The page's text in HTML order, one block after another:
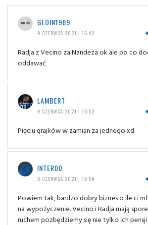
GLOIN1989
9 CZERWCA 2021 | 16:42
Radja z Vecino za Nandeza ok ale po co
oddawać
LAMBERT
9 CZERWCA 2021 | 16:52
Pięciu grajków w zamian za jednego xd
INTER00
9 CZERWCA 2021 | 16:54
Powiem tak, bardzo dobry biznes o ile ci
na wypożyczenie. Vecino i Radja mają
ruchem pozbędziemy się nie tylko ich